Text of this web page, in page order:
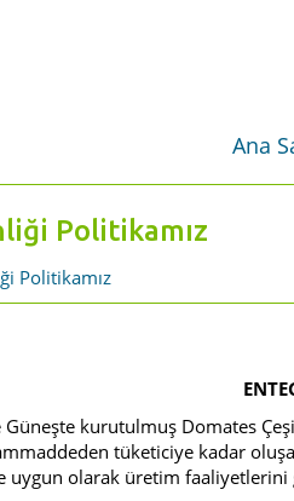
Ana
Politikamız
Politikamız
Güneşte kurutulmuş Domates
tüketiciye kadar
uygun olarak üretim